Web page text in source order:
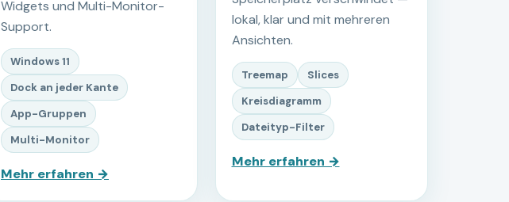
Widgets und Multi-Monitor-
Support.
Windows 11
Dock an jeder Kante
App-Gruppen
Multi-Monitor
Mehr erfahren →
lokal, klar und mit mehreren
Ansichten.
Treemap
Slices
Kreisdiagramm
Dateityp-Filter
Mehr erfahren →